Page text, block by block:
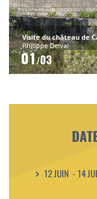
Visite du château de
Philippe Delval
01/03
12 JUIN - 14